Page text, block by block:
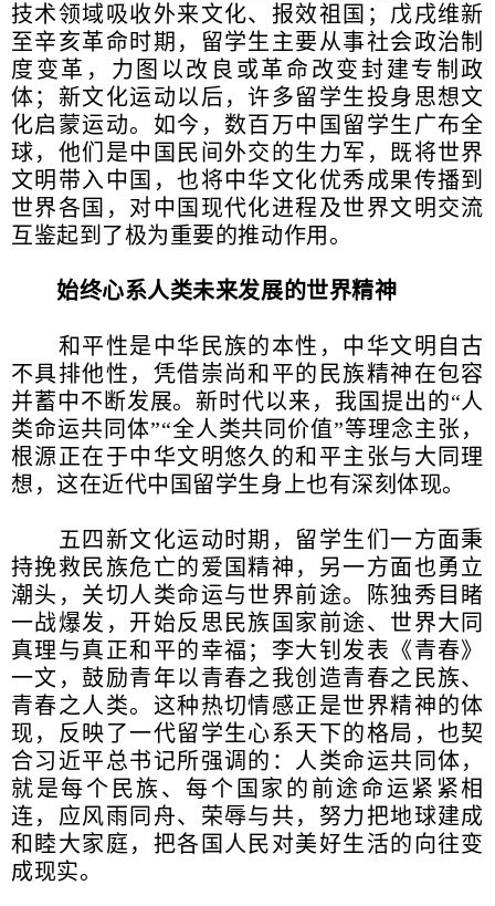
技术领域吸收外来文化、报效祖国；戊戌维新
至辛亥革命时期，留学生主要从事社会政治制
度变革，力图以改良或革命改变封建专制政
体；新文化运动以后，许多留学生投身思想文
化启蒙运动。如今，数百万中国留学生广布全
球，他们是中国民间外交的生力军，既将世界
文明带入中国，也将中华文化优秀成果传播到
世界各国，对中国现代化进程及世界文明交流
互鉴起到了极为重要的推动作用。
始终心系人类未来发展的世界精神
和平性是中华民族的本性，中华文明自古
不具排他性，凭借崇尚和平的民族精神在包容
并蓄中不断发展。新时代以来，我国提出的“人
类命运共同体”“全人类共同价值”等理念主张，
根源正在于中华文明悠久的和平主张与大同理
想，这在近代中国留学生身上也有深刻体现。
五四新文化运动时期，留学生们一方面秉
持挽救民族危亡的爱国精神，另一方面也勇立
潮头，关切人类命运与世界前途。陈独秀目睹
一战爆发，开始反思民族国家前途、世界大同
真理与真正和平的幸福；李大钊发表《青春》
一文，鼓励青年以青春之我创造青春之民族、
青春之人类。这种热切情感正是世界精神的体
现，反映了一代留学生心系天下的格局，也契
合习近平总书记所强调的：人类命运共同体，
就是每个民族、每个国家的前途命运紧紧相
连，应风雨同舟、荣辱与共，努力把地球建成
和睦大家庭，把各国人民对美好生活的向往变
成现实。